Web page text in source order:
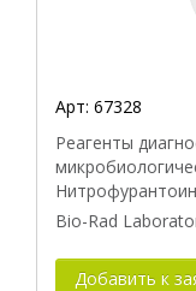
Арт: 67328
Реагенты
Bio-Rad
Добавить к